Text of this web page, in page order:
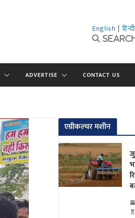
English | हिन्दी
ADVERTISE CONTACT US
एग्रीकल्चर मशीन